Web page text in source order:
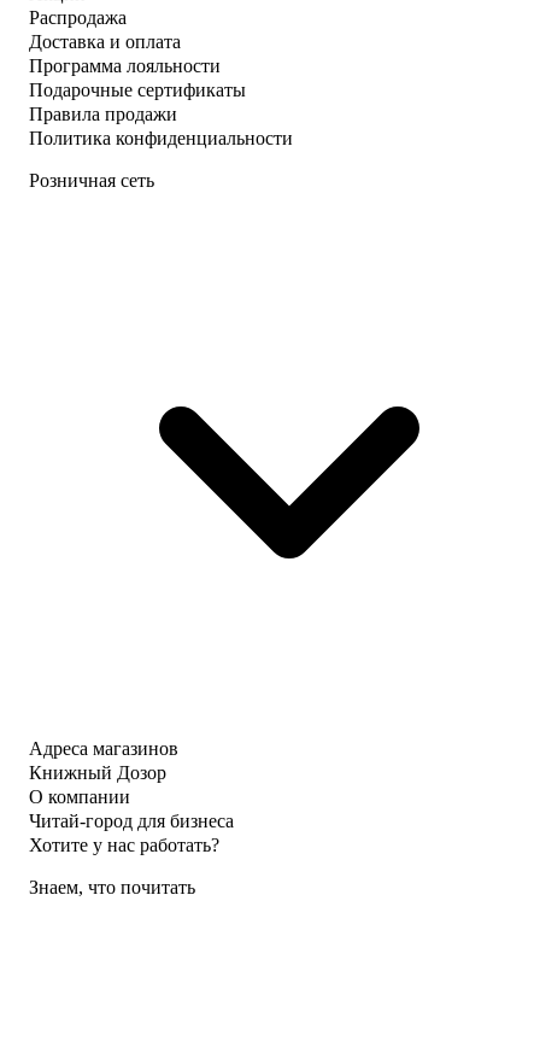
Распродажа
Доставка и оплата
Программа лояльности
Подарочные сертификаты
Правила продажи
Политика конфиденциальности
Розничная сеть
Адреса магазинов
Книжный Дозор
О компании
Читай-город для бизнеса
Хотите у нас работать?
Знаем, что почитать